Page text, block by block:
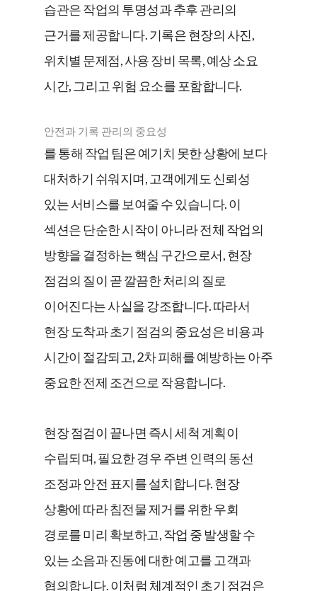
습관은 작업의 투명성과 추후 관리의
근거를 제공합니다. 기록은 현장의 사진,
위치별 문제점, 사용 장비 목록, 예상 소요
시간, 그리고 위험 요소를 포함합니다.
안전과 기록 관리의 중요성
를 통해 작업 팀은 예기치 못한 상황에 보다
대처하기 쉬워지며, 고객에게도 신뢰성
있는 서비스를 보여줄 수 있습니다. 이
섹션은 단순한 시작이 아니라 전체 작업의
방향을 결정하는 핵심 구간으로서, 현장
점검의 질이 곧 깔끔한 처리의 질로
이어진다는 사실을 강조합니다. 따라서
현장 도착과 초기 점검의 중요성은 비용과
시간이 절감되고, 2차 피해를 예방하는 아주
중요한 전제 조건으로 작용합니다.
현장 점검이 끝나면 즉시 세척 계획이
수립되며, 필요한 경우 주변 인력의 동선
조정과 안전 표지를 설치합니다. 현장
상황에 따라 침전물 제거를 위한 우회
경로를 미리 확보하고, 작업 중 발생할 수
있는 소음과 진동에 대한 예고를 고객과
협의합니다. 이처럼 체계적인 초기 점검은